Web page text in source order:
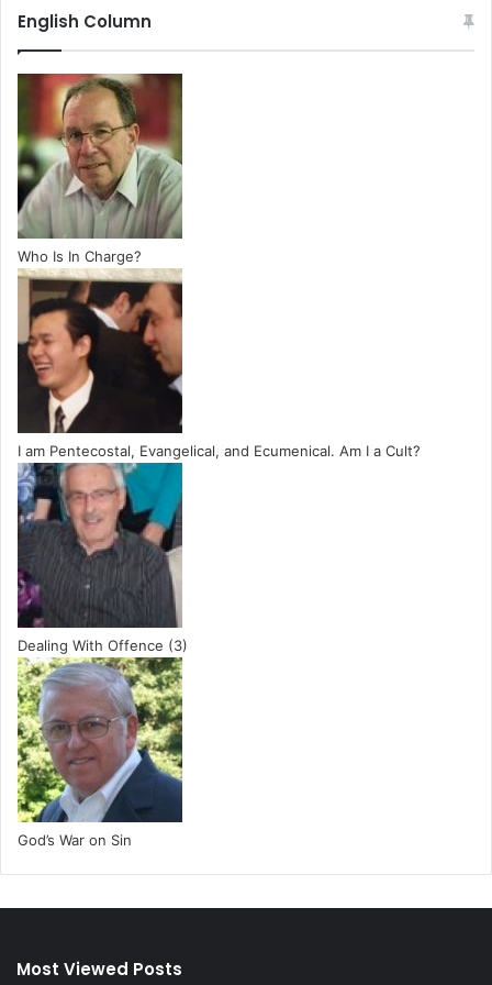
English Column
Who Is In Charge?
I am Pentecostal, Evangelical, and Ecumenical. Am I a Cult?
Dealing With Offence (3)
God’s War on Sin
Most Viewed Posts